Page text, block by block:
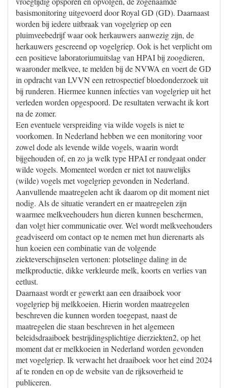
basismonitoring uitgevoerd door Royal GD (GD). Daarnaast
worden bij iedere uitbraak van vogelgriep op een
pluimveebedrijf waar ook herkauwers aanwezig zijn, de
herkauwers gescreend op vogelgriep. Ook is het verplicht om
een positieve laboratoriumuitslag van HPAI bij zoogdieren,
waaronder melkvee, te melden bij de NVWA en voert de GD
in opdracht van LVVN een retrospectief bloedonderzoek uit
bij runderen. Hiermee kunnen infecties van vogelgriep uit het
verleden worden opgespoord. De resultaten verwacht ik kort
na de zomer.
Een eventuele verspreiding via wilde vogels is niet te
voorkomen. In Nederland hebben we een monitoring voor
zowel dode als levende wilde vogels, waarin wordt
bijgehouden of, en zo ja welk type HPAI er rondgaat onder
wilde vogels. Momenteel worden er niet tot nauwelijks
(wilde) vogels met vogelgriep gevonden in Nederland.
Aanvullende maatregelen acht ik daarom op dit moment niet
nodig. Als de situatie verandert en er maatregelen zijn
waarmee melkveehouders hun dieren kunnen beschermen,
dan volgt hier communicatie over. Wel wordt melkveehouders
geadviseerd om contact op te nemen met hun dierenarts als
hun koeien een combinatie van de volgende
ziekteverschijnselen vertonen: plotselinge daling in de
melkproductie, dikke verkleurde melk, koorts en verlies van
eetlust.
Daarnaast wordt er gewerkt aan een draaiboek voor
vogelgriep bij melkkoeien. Hierin worden maatregelen
beschreven die kunnen worden toegepast, naast de
maatregelen die staan beschreven in het algemeen
beleidsdraaiboek bestrijdingsplichtige dierziekten2, op het
moment dat er melkkoeien in Nederland worden gevonden
met vogelgriep. Ik verwacht het draaiboek voor het eind 2024
af te ronden en op de website van de rijksoverheid te
publiceren.